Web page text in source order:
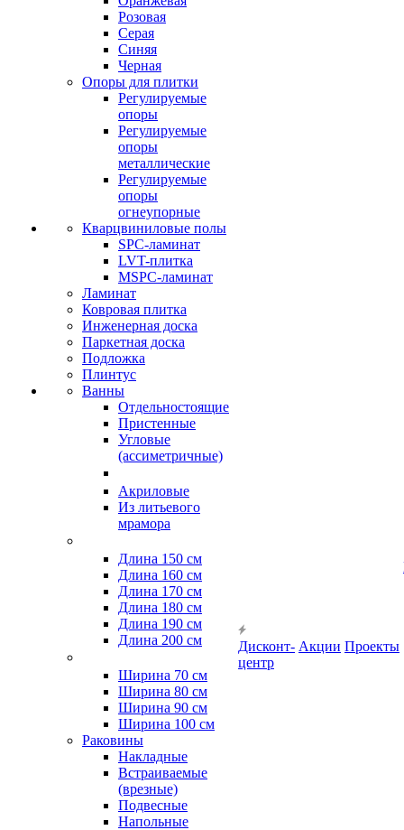
Розовая
Серая
Синяя
Черная
Опоры для плитки
Регулируемые
опоры
Регулируемые
опоры
металлические
Регулируемые
опоры
огнеупорные
Кварцвиниловые полы
SPC-ламинат
LVT-плитка
MSPC-ламинат
Ламинат
Ковровая плитка
Инженерная доска
Паркетная доска
Подложка
Плинтус
Ванны
Отдельностоящие
Пристенные
Угловые
(ассиметричные)
Акриловые
Из литьевого
мрамора
Длина 150 см
Длина 160 см
Длина 170 см
Длина 180 см
Длина 190 см
Длина 200 см
Ширина 70 см
Ширина 80 см
Ширина 90 см
Ширина 100 см
Раковины
Накладные
Встраиваемые
(врезные)
Подвесные
Напольные
Дисконт-
центр
Акции Проекты